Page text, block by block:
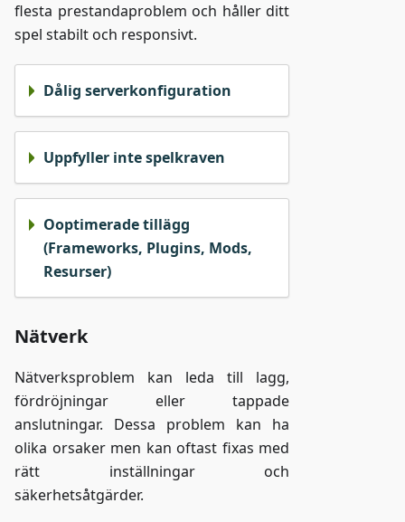
flesta prestandaproblem och håller ditt
spel stabilt och responsivt.
Dålig serverkonfiguration
Uppfyller inte spelkraven
Ooptimerade tillägg
(Frameworks, Plugins, Mods,
Resurser)
Nätverk
Nätverksproblem kan leda till lagg,
fördröjningar eller tappade
anslutningar. Dessa problem kan ha
olika orsaker men kan oftast fixas med
rätt inställningar och
säkerhetsåtgärder.